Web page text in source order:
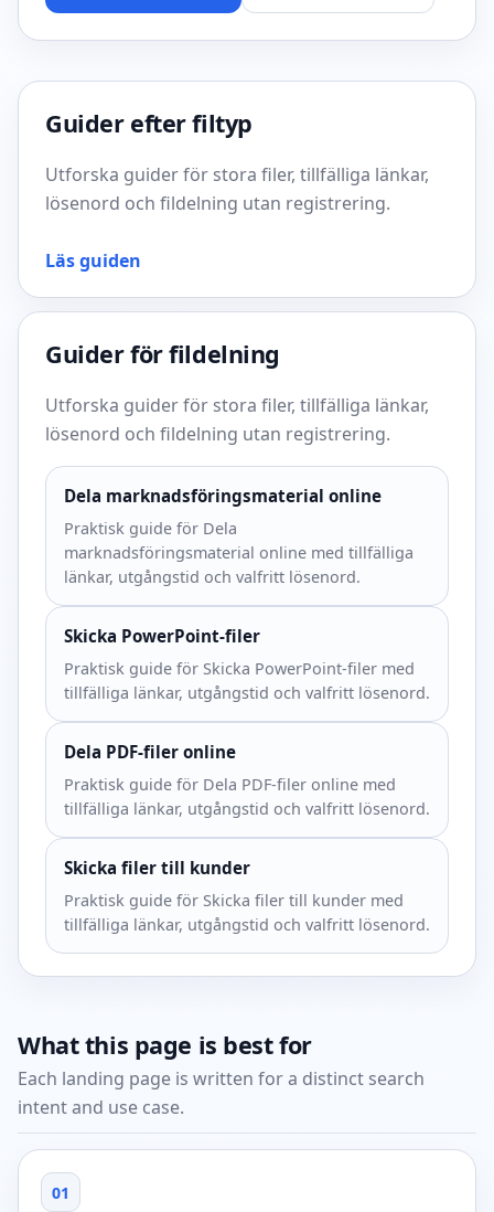
Guider efter filtyp
Utforska guider för stora filer, tillfälliga länkar,
lösenord och fildelning utan registrering.
Läs guiden
Guider för fildelning
Utforska guider för stora filer, tillfälliga länkar,
lösenord och fildelning utan registrering.
Dela marknadsföringsmaterial online
Praktisk guide för Dela
marknadsföringsmaterial online med tillfälliga
länkar, utgångstid och valfritt lösenord.
Skicka PowerPoint-filer
Praktisk guide för Skicka PowerPoint-filer med
tillfälliga länkar, utgångstid och valfritt lösenord.
Dela PDF-filer online
Praktisk guide för Dela PDF-filer online med
tillfälliga länkar, utgångstid och valfritt lösenord.
Skicka filer till kunder
Praktisk guide för Skicka filer till kunder med
tillfälliga länkar, utgångstid och valfritt lösenord.
What this page is best for
Each landing page is written for a distinct search
intent and use case.
01